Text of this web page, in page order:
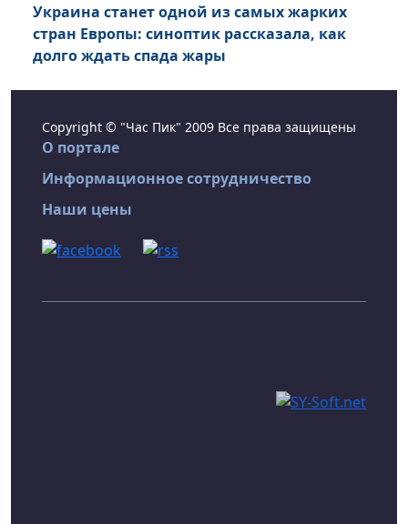
Украина станет одной из самых жарких
стран Европы: синоптик рассказала, как
долго ждать спада жары
Copyright © "Час Пик" 2009 Все права защищены
О портале
Информационное сотрудничество
Наши цены